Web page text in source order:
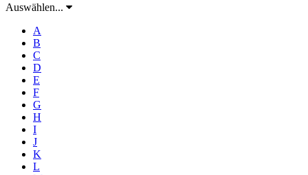
Auswählen...
A
B
C
D
E
F
G
H
I
J
K
L